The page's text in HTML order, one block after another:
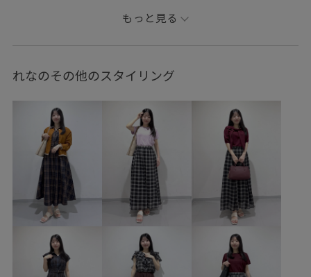
GDC16080
26SS15
Wbottoms_pickup おなかが隠れる きれいめ
しっかりホールド インソール ウエストタック
カジュアル カットソー クッション性
クーポン対象商品 コットン コントラスト シンプル
シンプルコーデ スッキリ セットアップ
タック ダウン チノパン トレンド
もっと見る
れなのその他のスタイリング